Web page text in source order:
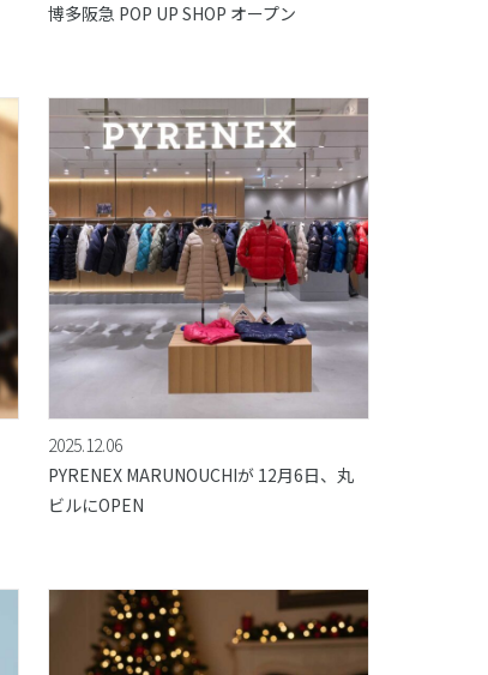
博多阪急 POP UP SHOP オープン
2025.12.06
PYRENEX MARUNOUCHIが 12月6日、丸
ビルにOPEN